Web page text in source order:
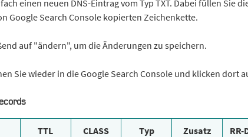
einen neuen DNS-Eintrag vom Typ TXT. Dabei füllen Sie
Google Search Console kopierten Zeichenkette.
auf "ändern", um die Änderungen zu speichern.
Sie wieder in die Google Search Console und klicken dort
TTL CLASS Typ Zusatz RR-